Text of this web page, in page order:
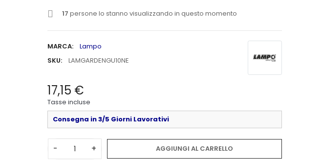
17 persone lo stanno visualizzando in questo momento
MARCA:
Lampo
SKU:
LAMGARDENGU10NE
17,15 €
Tasse incluse
Consegna in 3/5 Giorni Lavorativi
- + AGGIUNGI AL CARRELLO